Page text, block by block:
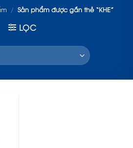
/ Sản phẩm được gắn thẻ “KHE”
LỌC